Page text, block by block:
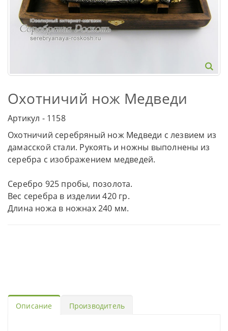
Охотничий нож Медведи
Артикул - 1158
Охотничий серебряный нож Медведи с лезвием из
дамасской стали. Рукоять и ножны выполнены из
серебра с изображением медведей.
Серебро 925 пробы, позолота.
Вес серебра в изделии 420 гр.
Длина ножа в ножнах 240 мм.
Описание Производитель